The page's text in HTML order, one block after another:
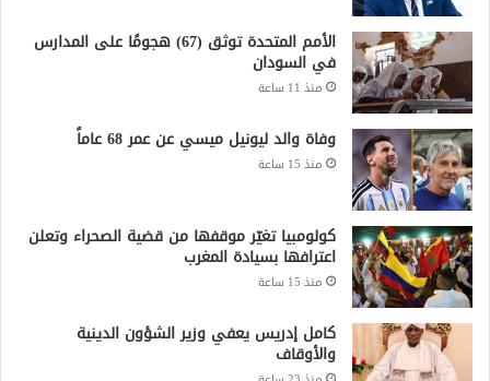
الأمم المتحدة توثق (67) هجومًا على المدارس
في السودان
منذ 11 ساعة
وفاة والد ليونيل ميسي عن عمر 68 عاماً
منذ 15 ساعة
كولومبيا تغيّر موقفها من قضية الصحراء وتعلن
اعترافها بسيادة المغرب
منذ 15 ساعة
كامل إدريس يعفي وزير الشؤون الدينية
والأوقاف